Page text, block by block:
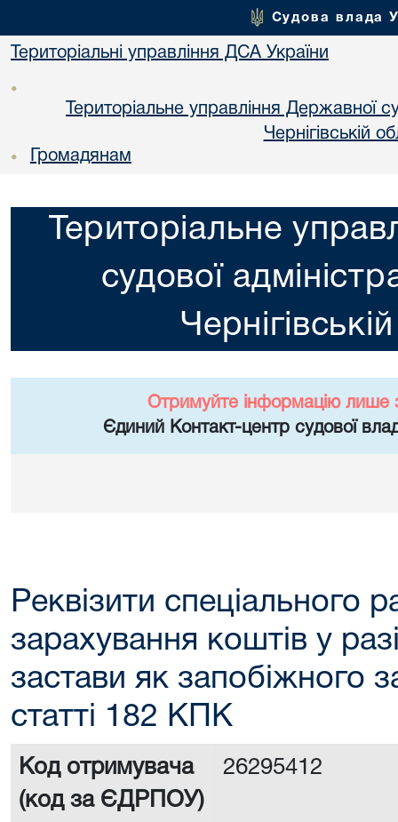
Судова влада
Територіальні управління ДСА України
•
Територіальне управління Державної
Чернiгiвській
• Громадянам
Територіальне
судової
Отримуйте інформацію лише
Єдиний Контакт-центр судової
Реквізити спеціального
зарахування коштів у
застави як запобіжного
статті 182 КПК
Код отримувача
(код за ЄДРПОУ)
26295412